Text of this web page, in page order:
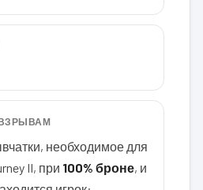
необходимое для
II, при 100% броне, и